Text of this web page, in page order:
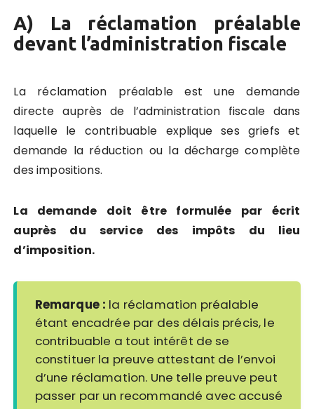
A) La réclamation préalable
devant l’administration fiscale
La réclamation préalable est une demande
directe auprès de l’administration fiscale dans
laquelle le contribuable explique ses griefs et
demande la réduction ou la décharge complète
des impositions.
La demande doit être formulée par écrit
auprès du service des impôts du lieu
d’imposition.
Remarque : la réclamation préalable
étant encadrée par des délais précis, le
contribuable a tout intérêt de se
constituer la preuve attestant de l’envoi
d’une réclamation. Une telle preuve peut
passer par un recommandé avec accusé